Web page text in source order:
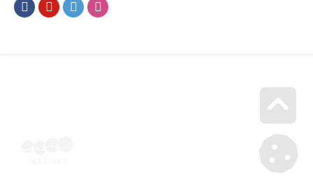
FacebookYoutubeTwitter
Go